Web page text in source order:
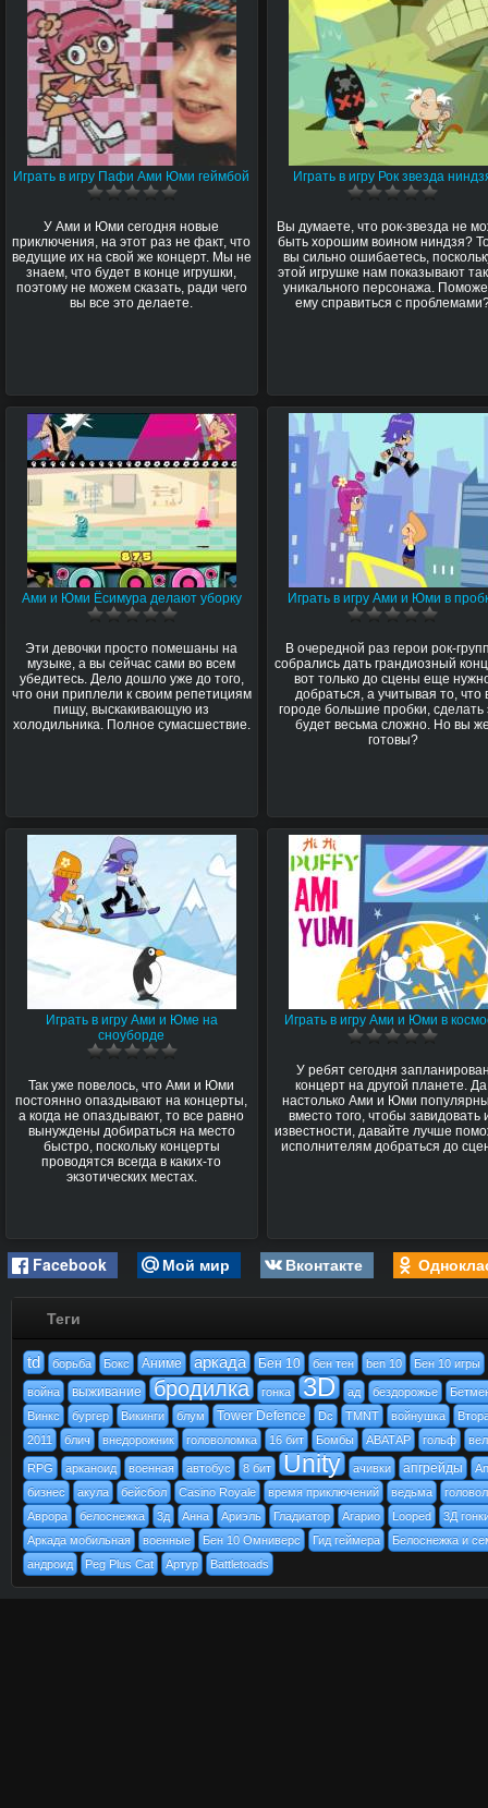
Играть в игру Пафи Ами Юми геймбой
У Ами и Юми сегодня новые
приключения, на этот раз не факт, что
ведущие их на свой же концерт. Мы не
знаем, что будет в конце игрушки,
поэтому не можем сказать, ради чего
вы все это делаете.
Играть в игру Рок звезда
Вы думаете, что рок-звезда не
быть хорошим воином ниндзя?
вы сильно ошибаетесь,
этой игрушке нам показывают
уникального персонажа.
ему справиться с
Ами и Юми Ёсимура делают уборку
Эти девочки просто помешаны на
музыке, а вы сейчас сами во всем
убедитесь. Дело дошло уже до того,
что они приплели к своим репетициям
пищу, выскакивающую из
холодильника. Полное сумасшествие.
Играть в игру Ами и Юми в
В очередной раз герои рок-
собрались дать грандиозный
вот только до сцены еще
добраться, а учитывая то, что
городе большие пробки, сделать
будет весьма сложно. Но вы
готовы?
Играть в игру Ами и Юме на
сноуборде
Так уже повелось, что Ами и Юми
постоянно опаздывают на концерты,
а когда не опаздывают, то все равно
вынуждены добираться на место
быстро, поскольку концерты
проводятся всегда в каких-то
экзотических местах.
Играть в игру Ами и Юми в
У ребят сегодня
концерт на другой планете.
настолько Ами и Юми
вместо того, чтобы завидовать
известности, давайте лучше
исполнителям добраться до
Facebook Мой мир Вконтакте
Теги
td борьба Бокс Аниме аркада Бен 10 бен тен ben 10 Бен 10 игры
война выживание бродилка гонка 3D ад бездорожье
Винкс
бургер Викинги блум Tower Defence Dc TMNT войнушка
2011
блич внедорожник головоломка 16 бит Бомбы АВАТАР гольф
RPG арканоид военная автобус 8 бит Unity ачивки апгрейды
бизнес
акула бейсбол Casino Royale время приключений ведьма
Аврора
белоснежка 3д Анна Ариэль Гладиатор Агарио Looped
3Д
Аркада мобильная
военные Бен 10 Омниверс Гид геймера
Белоснежка и
андроид
Peg Plus Cat Артур Battletoads